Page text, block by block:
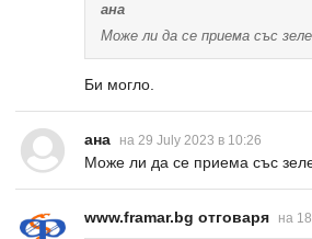
ана
Може ли да се приема със
Би могло.
ана на 29 July 2023 в 10:26
Може ли да се приема със
www.framar.bg отговаря на